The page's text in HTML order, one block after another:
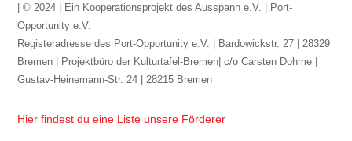
| © 2024 | Ein Kooperationsprojekt des Ausspann e.V. | Port-
Opportunity e.V.
Registeradresse des Port-Opportunity e.V. | Bardowickstr. 27 | 28329
Bremen | Projektbüro der Kulturtafel-Bremen| c/o Carsten Dohme |
Gustav-Heinemann-Str. 24 | 28215 Bremen
Hier findest du eine Liste unsere Förderer